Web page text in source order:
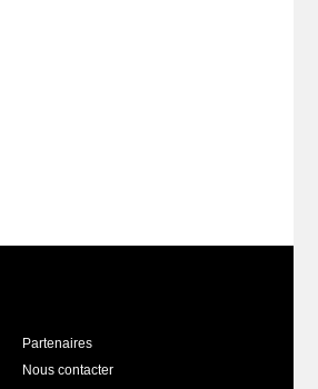
Partenaires
Nous contacter